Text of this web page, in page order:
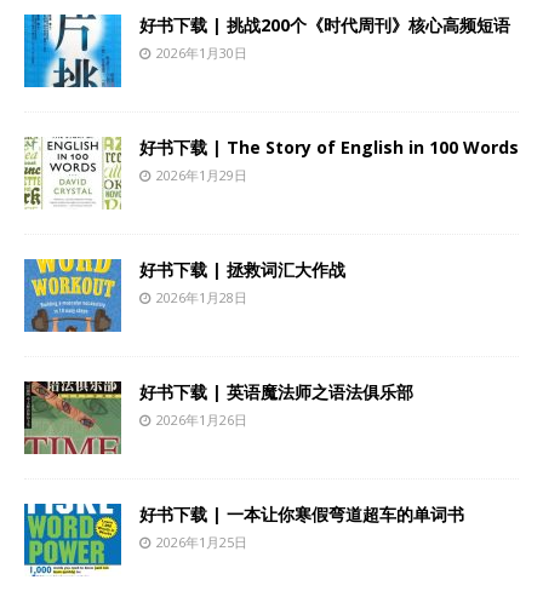
好书下载 | 挑战200个《时代周刊》核心高频短语
2026年1月30日
好书下载 | The Story of English in 100 Words
2026年1月29日
好书下载 | 拯救词汇大作战
2026年1月28日
好书下载 | 英语魔法师之语法俱乐部
2026年1月26日
好书下载 | 一本让你寒假弯道超车的单词书
2026年1月25日